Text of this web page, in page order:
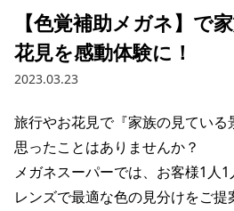
【色覚補助メガネ】で
花見を感動体験に！
2023.03.23
旅行やお花見で『家族の見ている
思ったことはありませんか？
メガネスーパーでは、お客様1人
レンズで最適な色の見分けをご提